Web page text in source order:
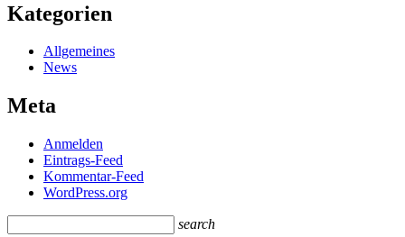
Kategorien
Allgemeines
News
Meta
Anmelden
Eintrags-Feed
Kommentar-Feed
WordPress.org
search